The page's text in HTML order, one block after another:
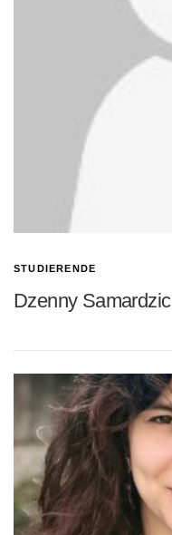
STUDIERENDE
Dzenny Samardzic